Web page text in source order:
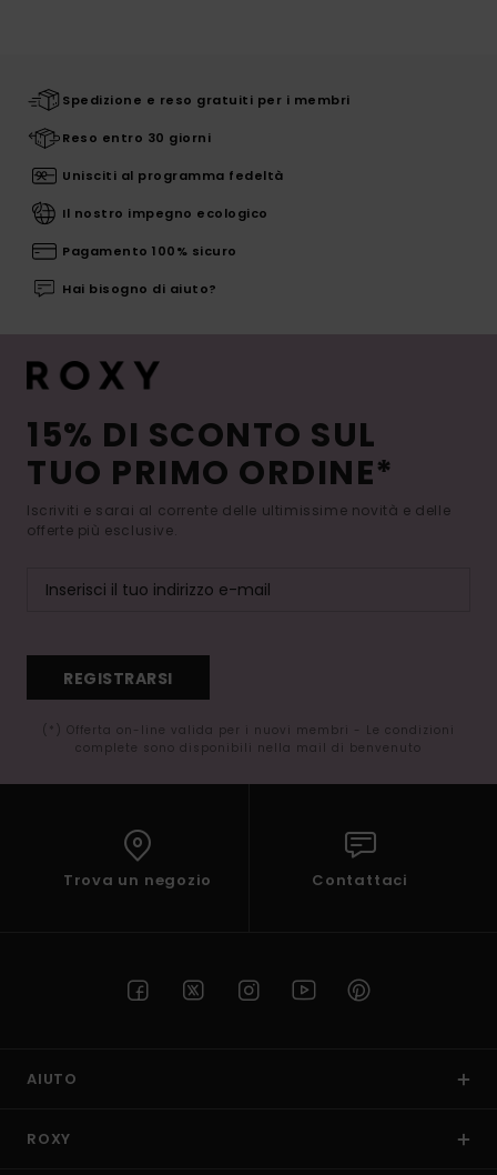
Spedizione e reso gratuiti per i membri
Reso entro 30 giorni
Unisciti al programma fedeltà
Il nostro impegno ecologico
Pagamento 100% sicuro
Hai bisogno di aiuto?
15% DI SCONTO SUL
TUO PRIMO ORDINE*
Iscriviti e sarai al corrente delle ultimissime novità e delle
offerte più esclusive.
REGISTRARSI
(*) Offerta on-line valida per i nuovi membri - Le condizioni
complete sono disponibili nella mail di benvenuto
Trova un negozio Contattaci
AIUTO
ROXY